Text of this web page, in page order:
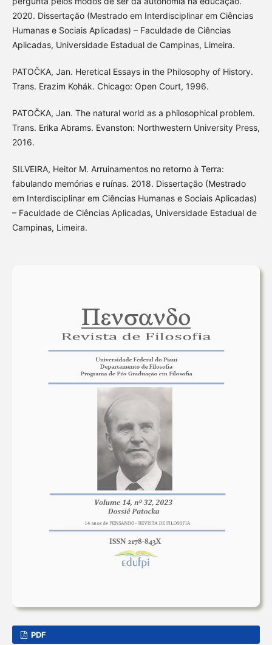
2020. Dissertação (Mestrado em Interdisciplinar em Ciências
Humanas e Sociais Aplicadas) – Faculdade de Ciências
Aplicadas, Universidade Estadual de Campinas, Limeira.
PATOČKA, Jan. Heretical Essays in the Philosophy of History.
Trans. Erazim Kohák. Chicago: Open Court, 1996.
PATOČKA, Jan. The natural world as a philosophical problem.
Trans. Erika Abrams. Evanston: Northwestern University Press,
2016.
SILVEIRA, Heitor M. Arruinamentos no retorno à Terra:
fabulando memórias e ruínas. 2018. Dissertação (Mestrado
em Interdisciplinar em Ciências Humanas e Sociais Aplicadas)
– Faculdade de Ciências Aplicadas, Universidade Estadual de
Campinas, Limeira.
PDF